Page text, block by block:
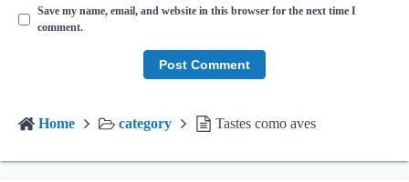
Save my name, email, and website in this browser for the next time I
comment.
Home category Tastes como aves